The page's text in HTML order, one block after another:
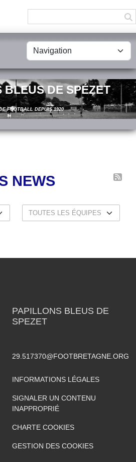
BLEUS DE SPÉZET
FOOTBALL DEPUIS 1920
NEWS
PAPILLONS BLEUS DE
SPEZET
29.517370@FOOTBRETAGNE.ORG
INFORMATIONS LÉGALES
SIGNALER UN CONTENU
INAPPROPRIÉ
CHARTE COOKIES
GESTION DES COOKIES